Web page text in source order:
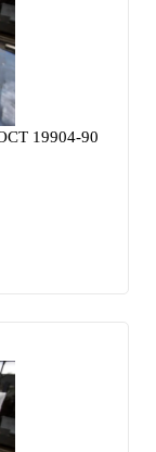
19904-90